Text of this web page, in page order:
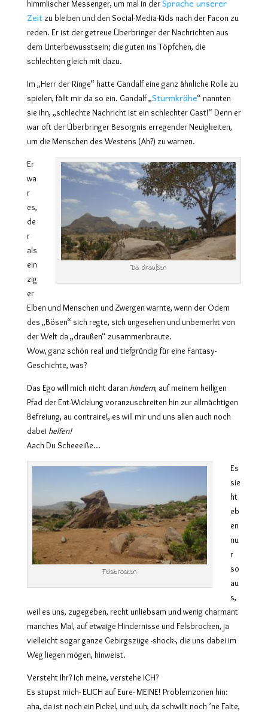
himmlischer Messenger, um mal in derSprache unserer
Zeitzu bleiben und den Social-Media-Kids nach der Facon zu
reden. Er ist der getreue Überbringer der Nachrichten aus
dem Unterbewusstsein; die guten ins Töpfchen, die
schlechten gleich mit dazu.
Im „Herr der Ringe“ hatte Gandalf eine ganz ähnliche Rolle zu
spielen, fällt mir da so ein. Gandalf „Sturmkrähe“ nannten
sie ihn, „schlechte Nachricht ist ein schlechter Gast!“ Denn er
war oft der Überbringer Besorgnis erregender Neuigkeiten,
um die Menschen des Westens (Ah?) zu warnen.
Da draußen
Er
wa
r
es,
de
r
als
ein
zig
er
Elben und Menschen und Zwergen warnte, wenn der Odem
des „Bösen“ sich regte, sich ungesehen und unbemerkt von
der Welt da „draußen“ zusammenbraute.
Wow, ganz schön real und tiefgründig für eine Fantasy-
Geschichte, was?
Das Ego will mich nicht daran hindern, auf meinem heiligen
Pfad der Ent-Wicklung voranzuschreiten hin zur allmächtigen
Befreiung, au contraire!, es will mir und uns allen auch noch
dabei helfen!
Aach Du Scheeeiße…
Felsbrocken
Es
sie
ht
eb
en
nu
r
so
au
s,
weil es uns, zugegeben, recht unliebsam und wenig charmant
manches Mal, auf etwaige Hindernisse und Felsbrocken, ja
vielleicht sogar ganze Gebirgszüge -shock-, die uns dabei im
Weg liegen mögen, hinweist.
Versteht Ihr? Ich meine, verstehe ICH?
Es stupst mich- EUCH auf Eure- MEINE! Problemzonen hin:
aha, da ist noch ein Pickel, und uuh, da schwillt noch ’ne Falte,